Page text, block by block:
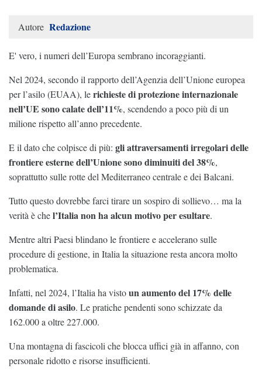
Autore Redazione
E' vero, i numeri dell’Europa sembrano incoraggianti.
Nel 2024, secondo il rapporto dell’Agenzia dell’Unione europea
per l’asilo (EUAA), lerichieste di protezione internazionale
nell’UE sono calate dell’11%, scendendo a poco più di un
milione rispetto all’anno precedente.
E il dato che colpisce di più: gli attraversamenti irregolari delle
frontiere esterne dell’Unione sono diminuiti del 38%,
soprattutto sulle rotte del Mediterraneo centrale e dei Balcani.
Tutto questo dovrebbe farci tirare un sospiro di sollievo… ma la
verità è chel’Italia non ha alcun motivo per esultare.
Mentre altri Paesi blindano le frontiere e accelerano sulle
procedure di gestione, in Italia la situazione resta ancora molto
problematica.
Infatti, nel 2024, l’Italia ha vistoun aumento del 17% delle
domande di asilo. Le pratiche pendenti sono schizzate da
162.000 a oltre 227.000.
Una montagna di fascicoli che blocca uffici già in affanno, con
personale ridotto e risorse insufficienti.